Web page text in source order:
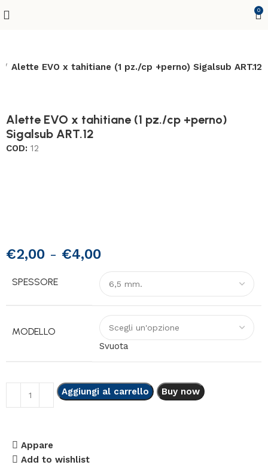
0
Alette EVO x tahitiane (1 pz./cp +perno) Sigalsub ART.12
Alette EVO x tahitiane (1 pz./cp +perno)
Sigalsub ART.12
COD:12
€2,00 - €4,00
SPESSORE
MODELLO
Svuota
Aggiungi al carrello Buy now
Appare
Add to wishlist